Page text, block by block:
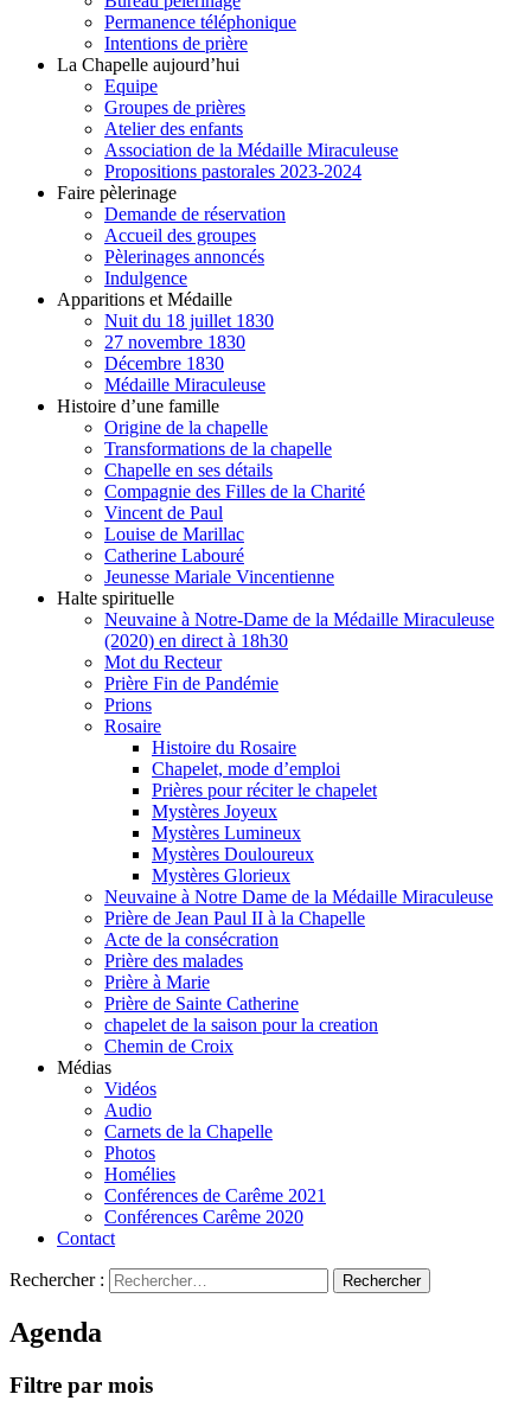
Permanence téléphonique
Intentions de prière
La Chapelle aujourd’hui
Equipe
Groupes de prières
Atelier des enfants
Association de la Médaille Miraculeuse
Propositions pastorales 2023-2024
Faire pèlerinage
Demande de réservation
Accueil des groupes
Pèlerinages annoncés
Indulgence
Apparitions et Médaille
Nuit du 18 juillet 1830
27 novembre 1830
Décembre 1830
Médaille Miraculeuse
Histoire d’une famille
Origine de la chapelle
Transformations de la chapelle
Chapelle en ses détails
Compagnie des Filles de la Charité
Vincent de Paul
Louise de Marillac
Catherine Labouré
Jeunesse Mariale Vincentienne
Halte spirituelle
Neuvaine à Notre-Dame de la Médaille Miraculeuse
(2020) en direct à 18h30
Mot du Recteur
Prière Fin de Pandémie
Prions
Rosaire
Histoire du Rosaire
Chapelet, mode d’emploi
Prières pour réciter le chapelet
Mystères Joyeux
Mystères Lumineux
Mystères Douloureux
Mystères Glorieux
Neuvaine à Notre Dame de la Médaille Miraculeuse
Prière de Jean Paul II à la Chapelle
Acte de la consécration
Prière des malades
Prière à Marie
Prière de Sainte Catherine
chapelet de la saison pour la creation
Chemin de Croix
Médias
Vidéos
Audio
Carnets de la Chapelle
Photos
Homélies
Conférences de Carême 2021
Conférences Carême 2020
Contact
Rechercher :
Agenda
Filtre par mois